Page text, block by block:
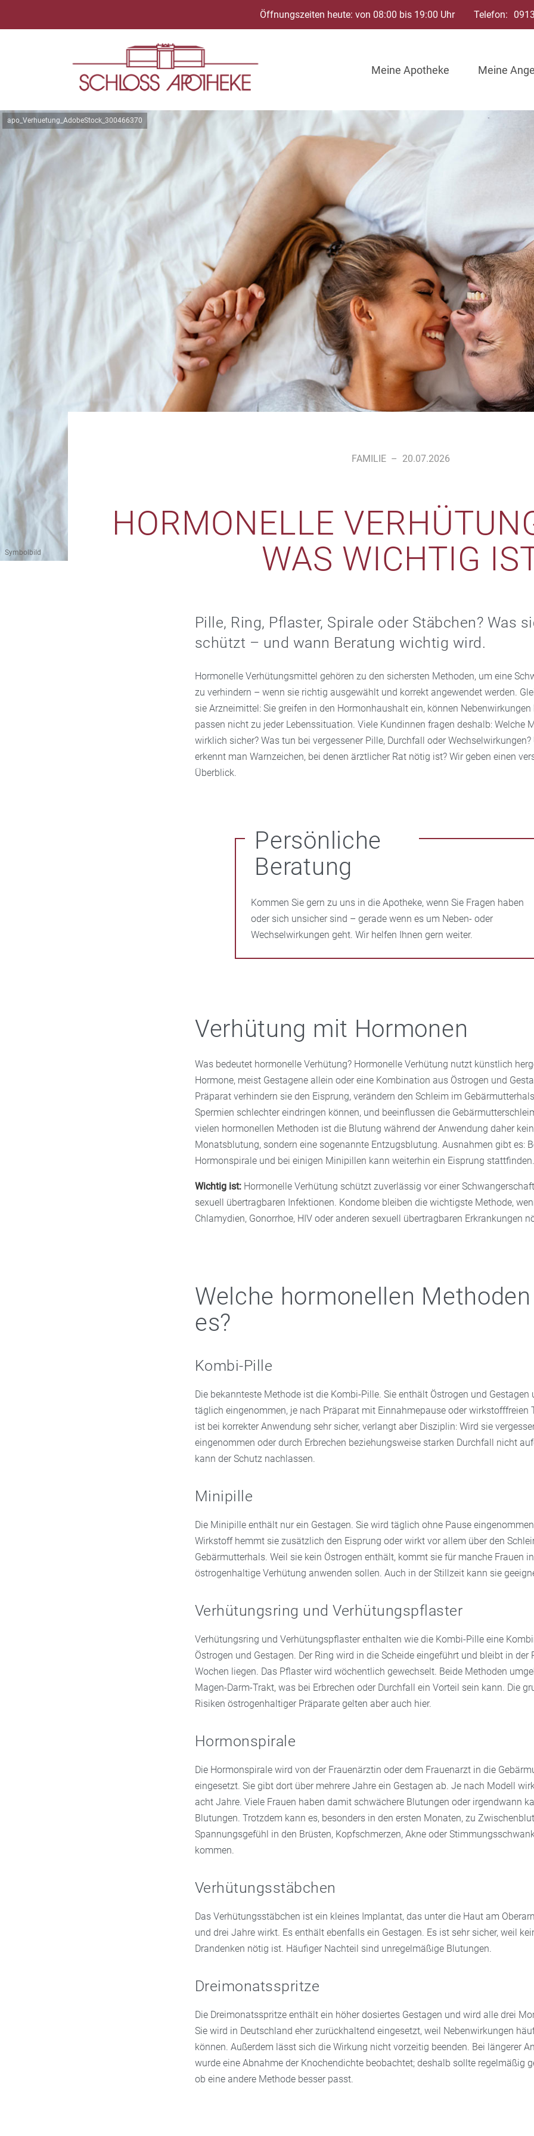
Öffnungszeiten heute: von 08:00 bis 19:00 Uhr Telefon:
Meine Apotheke Meine
apo_Verhuetung_AdobeStock_300466370
Symbolbild
FAMILIE – 20.07.2026
HORMONELLE
WAS WICHTIG
Pille, Ring, Pflaster, Spirale oder Stäbchen? Was
schützt – und wann Beratung wichtig wird.
Hormonelle Verhütungsmittel gehören zu den sichersten Methoden, um eine
zu verhindern – wenn sie richtig ausgewählt und korrekt angewendet werden.
sie Arzneimittel: Sie greifen in den Hormonhaushalt ein, können Nebenwirkungen
passen nicht zu jeder Lebenssituation. Viele Kundinnen fragen deshalb: Welche
wirklich sicher? Was tun bei vergessener Pille, Durchfall oder
erkennt man Warnzeichen, bei denen ärztlicher Rat nötig ist? Wir geben einen
Überblick.
Persönliche
Beratung
Kommen Sie gern zu uns in die Apotheke, wenn Sie Fragen haben
oder sich unsicher sind – gerade wenn es um Neben- oder
Wechselwirkungen geht. Wir helfen Ihnen gern weiter.
Verhütung mit Hormonen
Was bedeutet hormonelle Verhütung? Hormonelle Verhütung nutzt künstlich
Hormone, meist Gestagene allein oder eine Kombination aus Östrogen und
Präparat verhindern sie den Eisprung, verändern den Schleim im
Spermien schlechter eindringen können, und beeinflussen die
vielen hormonellen Methoden ist die Blutung während der Anwendung daher
Monatsblutung, sondern eine sogenannte Entzugsblutung. Ausnahmen gibt es:
Hormonspirale und bei einigen Minipillen kann weiterhin ein Eisprung stattfinden.
Wichtig ist:Hormonelle Verhütung schützt zuverlässig vor einer
sexuell übertragbaren Infektionen. Kondome bleiben die wichtigste Methode,
Chlamydien, Gonorrhoe, HIV oder anderen sexuell übertragbaren Erkrankungen
Welche hormonellen
es?
Kombi-Pille
Die bekannteste Methode ist die Kombi-Pille. Sie enthält Östrogen und Gestagen
täglich eingenommen, je nach Präparat mit Einnahmepause oder wirkstofffreien
ist bei korrekter Anwendung sehr sicher, verlangt aber Disziplin: Wird sie
eingenommen oder durch Erbrechen beziehungsweise starken Durchfall nicht
kann der Schutz nachlassen.
Minipille
Die Minipille enthält nur ein Gestagen. Sie wird täglich ohne Pause
Wirkstoff hemmt sie zusätzlich den Eisprung oder wirkt vor allem über den
Gebärmutterhals. Weil sie kein Östrogen enthält, kommt sie für manche Frauen
östrogenhaltige Verhütung anwenden sollen. Auch in der Stillzeit kann sie
Verhütungsring und Verhütungspflaster
Verhütungsring und Verhütungspflaster enthalten wie die Kombi-Pille eine
Östrogen und Gestagen. Der Ring wird in die Scheide eingeführt und bleibt in der
Wochen liegen. Das Pflaster wird wöchentlich gewechselt. Beide Methoden
Magen-Darm-Trakt, was bei Erbrechen oder Durchfall ein Vorteil sein kann. Die
Risiken östrogenhaltiger Präparate gelten aber auch hier.
Hormonspirale
Die Hormonspirale wird von der Frauenärztin oder dem Frauenarzt in die
eingesetzt. Sie gibt dort über mehrere Jahre ein Gestagen ab. Je nach Modell
acht Jahre. Viele Frauen haben damit schwächere Blutungen oder irgendwann
Blutungen. Trotzdem kann es, besonders in den ersten Monaten, zu
Spannungsgefühl in den Brüsten, Kopfschmerzen, Akne oder
kommen.
Verhütungsstäbchen
Das Verhütungsstäbchen ist ein kleines Implantat, das unter die Haut am
und drei Jahre wirkt. Es enthält ebenfalls ein Gestagen. Es ist sehr sicher, weil
Drandenken nötig ist. Häufiger Nachteil sind unregelmäßige Blutungen.
Dreimonatsspritze
Die Dreimonatsspritze enthält ein höher dosiertes Gestagen und wird alle drei
Sie wird in Deutschland eher zurückhaltend eingesetzt, weil Nebenwirkungen
können. Außerdem lässt sich die Wirkung nicht vorzeitig beenden. Bei längerer
wurde eine Abnahme der Knochendichte beobachtet; deshalb sollte regelmäßig
ob eine andere Methode besser passt.